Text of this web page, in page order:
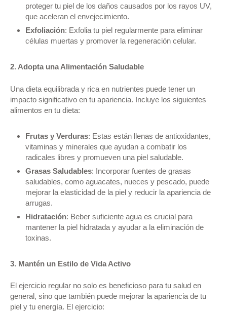
proteger tu piel de los daños causados por los rayos UV,
que aceleran el envejecimiento.
Exfoliación: Exfolia tu piel regularmente para eliminar
células muertas y promover la regeneración celular.
2. Adopta una Alimentación Saludable
Una dieta equilibrada y rica en nutrientes puede tener un
impacto significativo en tu apariencia. Incluye los siguientes
alimentos en tu dieta:
Frutas y Verduras: Estas están llenas de antioxidantes,
vitaminas y minerales que ayudan a combatir los
radicales libres y promueven una piel saludable.
Grasas Saludables: Incorporar fuentes de grasas
saludables, como aguacates, nueces y pescado, puede
mejorar la elasticidad de la piel y reducir la apariencia de
arrugas.
Hidratación: Beber suficiente agua es crucial para
mantener la piel hidratada y ayudar a la eliminación de
toxinas.
3. Mantén un Estilo de Vida Activo
El ejercicio regular no solo es beneficioso para tu salud en
general, sino que también puede mejorar la apariencia de tu
piel y tu energía. El ejercicio: